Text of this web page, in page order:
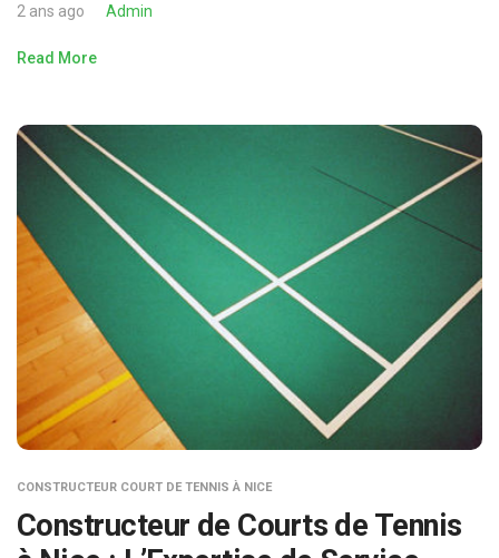
2 ans ago Admin
Read More
CONSTRUCTEUR COURT DE TENNIS À NICE
Constructeur de Courts de Tennis